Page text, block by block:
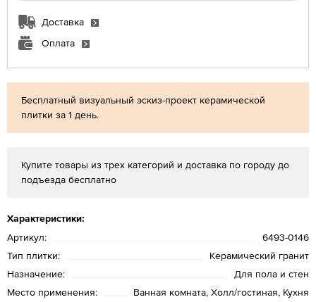
Бесплатный визуальный эскиз-проект керамической
плитки за 1 день.
Купите товары из трех категорий и доставка по городу до
подъезда бесплатно
Характеристики:
Артикул:
6493-0146
Тип плитки:
Керамический гранит
Назначение:
Для пола и стен
Место применения:
Ванная комната, Холл/гостиная, Кухня
Доставка
Оплата